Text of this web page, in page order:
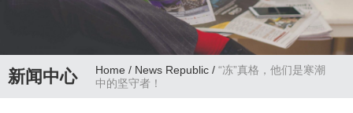
新闻中心 Home/ News Republic /“冻”真格，他们是寒潮
中的坚守者！